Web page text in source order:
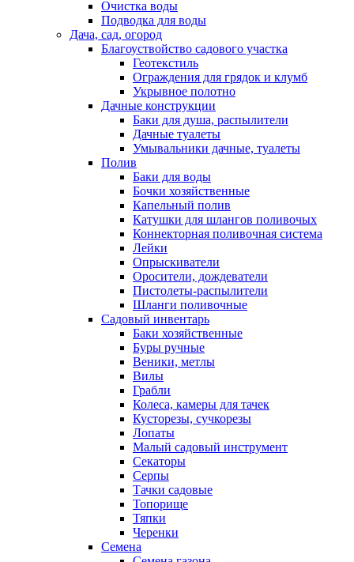
Очистка воды
Подводка для воды
Дача, сад, огород
Благоуствойство садового участка
Геотекстиль
Ограждения для грядок и клумб
Укрывное полотно
Дачные конструкции
Баки для душа, распылители
Дачные туалеты
Умывальники дачные, туалеты
Полив
Баки для воды
Бочки хозяйственные
Капельный полив
Катушки для шлангов поливочых
Коннекторная поливочная система
Лейки
Опрыскиватели
Оросители, дождеватели
Пистолеты-распылители
Шланги поливочные
Садовый инвентарь
Баки хозяйственные
Буры ручные
Веники, метлы
Вилы
Грабли
Колеса, камеры для тачек
Кусторезы, сучкорезы
Лопаты
Малый садовый инструмент
Секаторы
Серпы
Тачки садовые
Топорище
Тяпки
Черенки
Семена